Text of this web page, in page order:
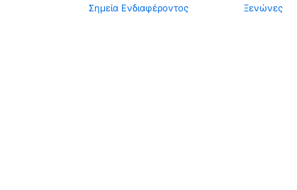
Σημεία Ενδιαφέροντος
Ξενώνες